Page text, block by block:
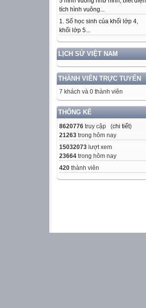
tích hình vuông...
1. Số học sinh của khối lớp 4,
khối lớp 5...
LỊCH SỬ VIỆT NAM
THÀNH VIÊN TRỰC TUYẾN
7 khách và 0 thành viên
THỐNG KÊ
8620776 truy cập (chi tiết)
21263 trong hôm nay
15032073 lượt xem
23664 trong hôm nay
420 thành viên